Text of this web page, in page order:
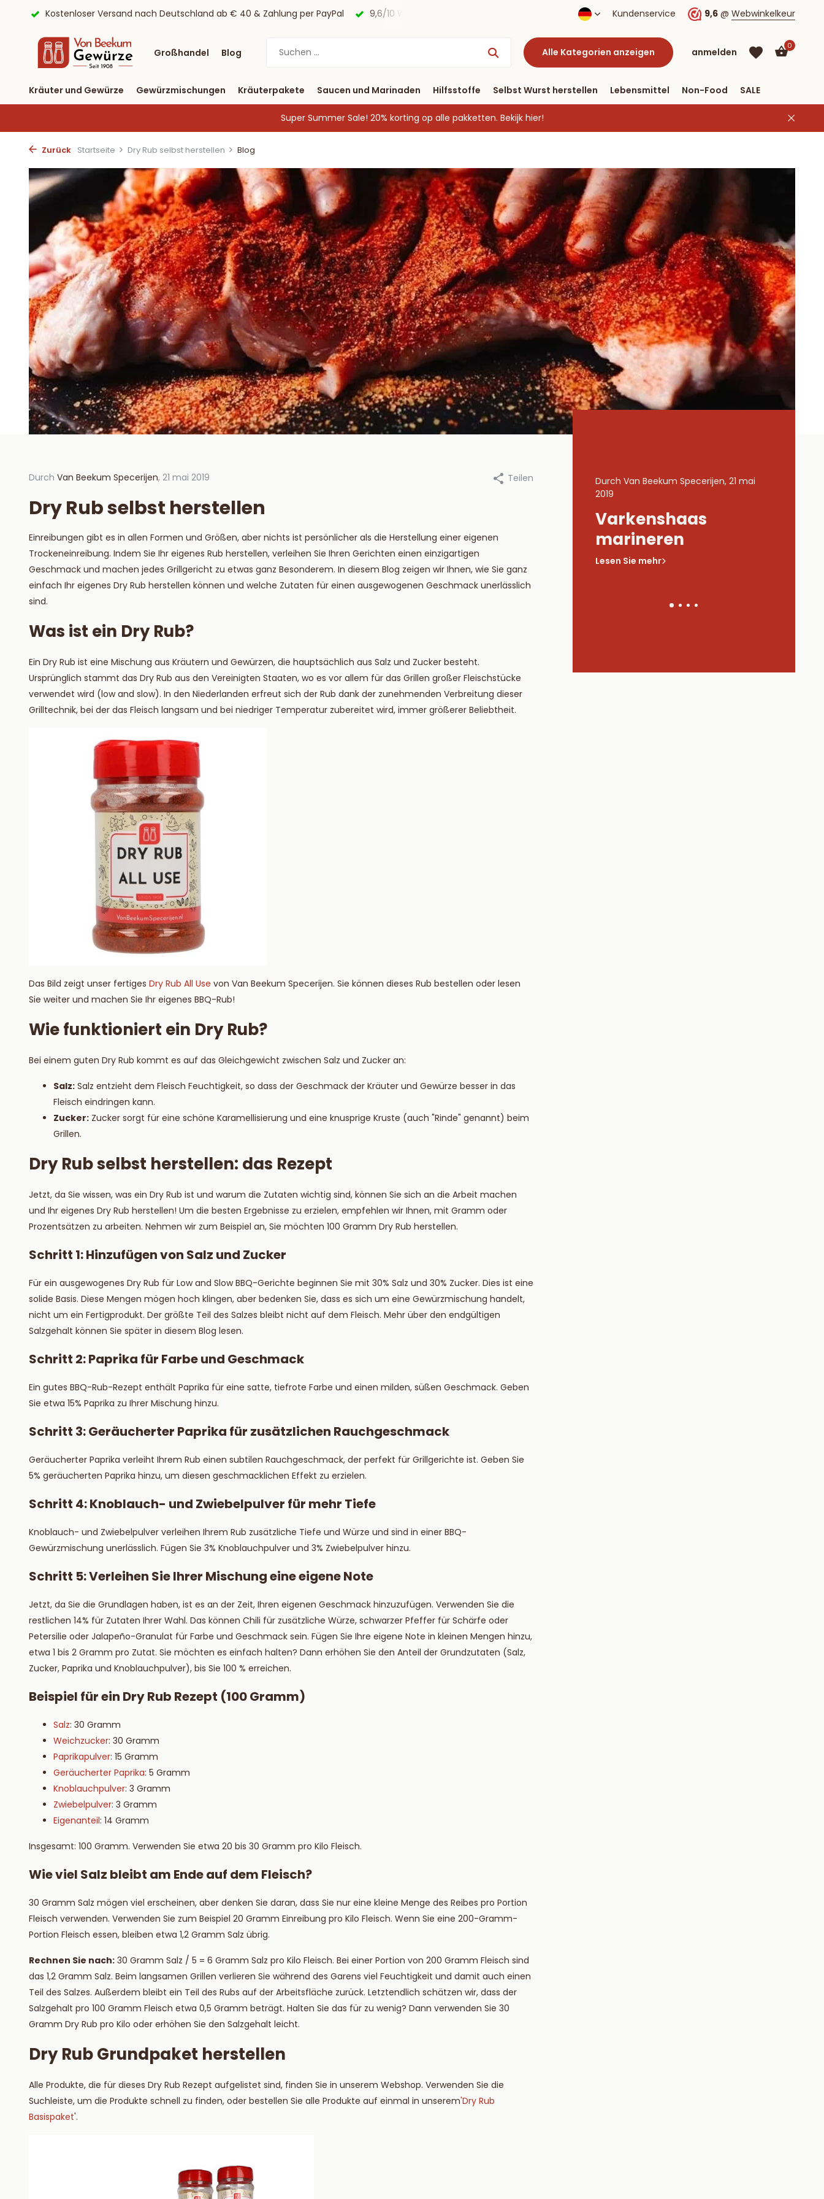
9,6/10 Webwinkelkeur ✔ Lieferung binnen drei Tagen Kostenloser Versand nach Deutschland ab € 40 & Zahlung per PayPalKundenservice 9,6 @ Webwinkelkeur
Großhandel Blog Alle Kategorien anzeigen anmelden
Benutzerkonto
anlegen
Benutzerkonto
anlegen
0
Kräuter und Gewürze Gewürzmischungen Kräuterpakete Saucen und Marinaden Hilfsstoffe Selbst Wurst herstellen Lebensmittel Non-Food SALE
Super Summer Sale! 20% korting op alle pakketten. Bekijk hier!
Zurück Startseite Dry Rub selbst herstellen Blog
Durch Van Beekum Specerijen, 21 mai 2019 Teilen
Dry Rub selbst herstellen
Einreibungen gibt es in allen Formen und Größen, aber nichts ist persönlicher als die Herstellung einer eigenen
Trockeneinreibung. Indem Sie Ihr eigenes Rub herstellen, verleihen Sie Ihren Gerichten einen einzigartigen
Geschmack und machen jedes Grillgericht zu etwas ganz Besonderem. In diesem Blog zeigen wir Ihnen, wie Sie ganz
einfach Ihr eigenes Dry Rub herstellen können und welche Zutaten für einen ausgewogenen Geschmack unerlässlich
sind.
Was ist ein Dry Rub?
Ein Dry Rub ist eine Mischung aus Kräutern und Gewürzen, die hauptsächlich aus Salz und Zucker besteht.
Ursprünglich stammt das Dry Rub aus den Vereinigten Staaten, wo es vor allem für das Grillen großer Fleischstücke
verwendet wird (low and slow). In den Niederlanden erfreut sich der Rub dank der zunehmenden Verbreitung dieser
Grilltechnik, bei der das Fleisch langsam und bei niedriger Temperatur zubereitet wird, immer größerer Beliebtheit.
Das Bild zeigt unser fertiges Dry Rub All Use von Van Beekum Specerijen. Sie können dieses Rub bestellen oder lesen
Sie weiter und machen Sie Ihr eigenes BBQ-Rub!
Wie funktioniert ein Dry Rub?
Bei einem guten Dry Rub kommt es auf das Gleichgewicht zwischen Salz und Zucker an:
Salz: Salz entzieht dem Fleisch Feuchtigkeit, so dass der Geschmack der Kräuter und Gewürze besser in das
Fleisch eindringen kann.
Zucker: Zucker sorgt für eine schöne Karamellisierung und eine knusprige Kruste (auch "Rinde" genannt) beim
Grillen.
Dry Rub selbst herstellen: das Rezept
Jetzt, da Sie wissen, was ein Dry Rub ist und warum die Zutaten wichtig sind, können Sie sich an die Arbeit machen
und Ihr eigenes Dry Rub herstellen! Um die besten Ergebnisse zu erzielen, empfehlen wir Ihnen, mit Gramm oder
Prozentsätzen zu arbeiten. Nehmen wir zum Beispiel an, Sie möchten 100 Gramm Dry Rub herstellen.
Schritt 1: Hinzufügen von Salz und Zucker
Für ein ausgewogenes Dry Rub für Low and Slow BBQ-Gerichte beginnen Sie mit 30% Salz und 30% Zucker. Dies ist eine
solide Basis. Diese Mengen mögen hoch klingen, aber bedenken Sie, dass es sich um eine Gewürzmischung handelt,
nicht um ein Fertigprodukt. Der größte Teil des Salzes bleibt nicht auf dem Fleisch. Mehr über den endgültigen
Salzgehalt können Sie später in diesem Blog lesen.
Schritt 2: Paprika für Farbe und Geschmack
Ein gutes BBQ-Rub-Rezept enthält Paprika für eine satte, tiefrote Farbe und einen milden, süßen Geschmack. Geben
Sie etwa 15% Paprika zu Ihrer Mischung hinzu.
Schritt 3: Geräucherter Paprika für zusätzlichen Rauchgeschmack
Geräucherter Paprika verleiht Ihrem Rub einen subtilen Rauchgeschmack, der perfekt für Grillgerichte ist. Geben Sie
5% geräucherten Paprika hinzu, um diesen geschmacklichen Effekt zu erzielen.
Schritt 4: Knoblauch- und Zwiebelpulver für mehr Tiefe
Knoblauch- und Zwiebelpulver verleihen Ihrem Rub zusätzliche Tiefe und Würze und sind in einer BBQ-
Gewürzmischung unerlässlich. Fügen Sie 3% Knoblauchpulver und 3% Zwiebelpulver hinzu.
Schritt 5: Verleihen Sie Ihrer Mischung eine eigene Note
Jetzt, da Sie die Grundlagen haben, ist es an der Zeit, Ihren eigenen Geschmack hinzuzufügen. Verwenden Sie die
restlichen 14% für Zutaten Ihrer Wahl. Das können Chili für zusätzliche Würze, schwarzer Pfeffer für Schärfe oder
Petersilie oder Jalapeño-Granulat für Farbe und Geschmack sein. Fügen Sie Ihre eigene Note in kleinen Mengen hinzu,
etwa 1 bis 2 Gramm pro Zutat. Sie möchten es einfach halten? Dann erhöhen Sie den Anteil der Grundzutaten (Salz,
Zucker, Paprika und Knoblauchpulver), bis Sie 100 % erreichen.
Beispiel für ein Dry Rub Rezept (100 Gramm)
Salz: 30 Gramm
Weichzucker: 30 Gramm
Paprikapulver: 15 Gramm
Geräucherter Paprika: 5 Gramm
Knoblauchpulver: 3 Gramm
Zwiebelpulver: 3 Gramm
Eigenanteil: 14 Gramm
Insgesamt: 100 Gramm. Verwenden Sie etwa 20 bis 30 Gramm pro Kilo Fleisch.
Wie viel Salz bleibt am Ende auf dem Fleisch?
30 Gramm Salz mögen viel erscheinen, aber denken Sie daran, dass Sie nur eine kleine Menge des Reibes pro Portion
Fleisch verwenden. Verwenden Sie zum Beispiel 20 Gramm Einreibung pro Kilo Fleisch. Wenn Sie eine 200-Gramm-
Portion Fleisch essen, bleiben etwa 1,2 Gramm Salz übrig.
Rechnen Sie nach: 30 Gramm Salz / 5 = 6 Gramm Salz pro Kilo Fleisch. Bei einer Portion von 200 Gramm Fleisch sind
das 1,2 Gramm Salz. Beim langsamen Grillen verlieren Sie während des Garens viel Feuchtigkeit und damit auch einen
Teil des Salzes. Außerdem bleibt ein Teil des Rubs auf der Arbeitsfläche zurück. Letztendlich schätzen wir, dass der
Salzgehalt pro 100 Gramm Fleisch etwa 0,5 Gramm beträgt. Halten Sie das für zu wenig? Dann verwenden Sie 30
Gramm Dry Rub pro Kilo oder erhöhen Sie den Salzgehalt leicht.
Dry Rub Grundpaket herstellen
Alle Produkte, die für dieses Dry Rub Rezept aufgelistet sind, finden Sie in unserem Webshop. Verwenden Sie die
Suchleiste, um die Produkte schnell zu finden, oder bestellen Sie alle Produkte auf einmal in unserem'Dry Rub
Basispaket'.
Hoe steek je een
houtskool BBQ aan?
Lesen Sie mehr
Durch Van Beekum Specerijen, 21 mai
Marinaden für Lachs
Lesen Sie mehr
Durch Van Beekum Specerijen, 21 mai
2019
Varkenshaas
marineren
Lesen Sie mehr